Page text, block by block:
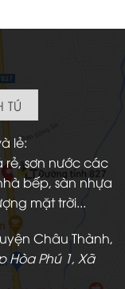
TÚ
lẻ:
sơn nước các
bếp, sàn nhựa
mặt trời...
Châu Thành,
Hòa Phú 1, Xã